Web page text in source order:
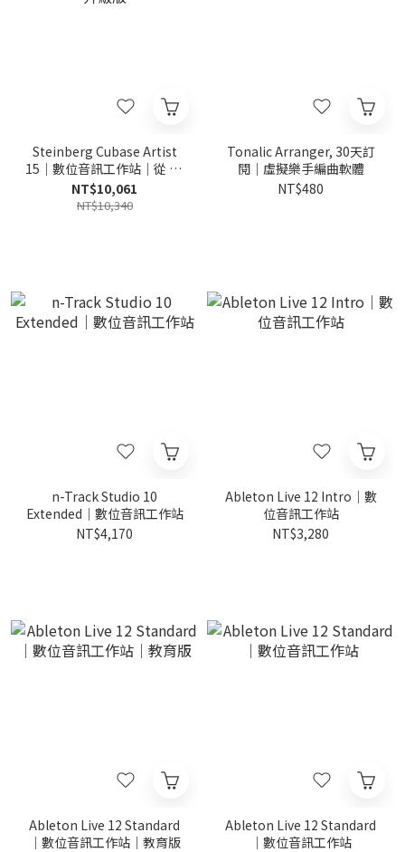
Steinberg Cubase Artist
15｜數位音訊工作站｜從 LE
升級版
NT$10,061
NT$10,340
Tonalic Arranger, 30天訂
閱｜虛擬樂手編曲軟體
NT$480
n-Track Studio 10
Extended｜數位音訊工作站
NT$4,170
Ableton Live 12 Intro｜數
位音訊工作站
NT$3,280
Ableton Live 12 Standard
｜數位音訊工作站｜教育版
Ableton Live 12 Standard
｜數位音訊工作站